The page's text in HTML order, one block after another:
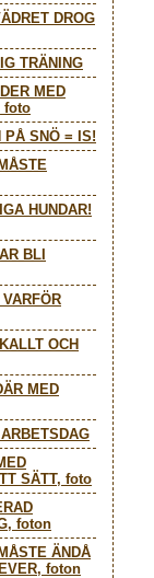
DROG
TRÄNING
MED
foto
PÅ SNÖ = IS!
HUNDAR!
BLI
OCH
MED
SÄTT, foto
foton
ÄNDÅ
foton